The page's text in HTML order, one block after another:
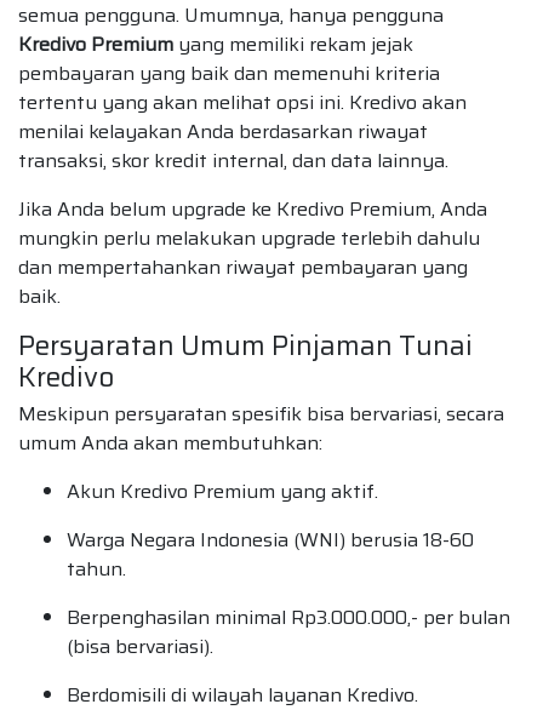
semua pengguna. Umumnya, hanya pengguna
Kredivo Premium yang memiliki rekam jejak
pembayaran yang baik dan memenuhi kriteria
tertentu yang akan melihat opsi ini. Kredivo akan
menilai kelayakan Anda berdasarkan riwayat
transaksi, skor kredit internal, dan data lainnya.
Jika Anda belum upgrade ke Kredivo Premium, Anda
mungkin perlu melakukan upgrade terlebih dahulu
dan mempertahankan riwayat pembayaran yang
baik.
Persyaratan Umum Pinjaman Tunai
Kredivo
Meskipun persyaratan spesifik bisa bervariasi, secara
umum Anda akan membutuhkan:
Akun Kredivo Premium yang aktif.
Warga Negara Indonesia (WNI) berusia 18-60
tahun.
Berpenghasilan minimal Rp3.000.000,- per bulan
(bisa bervariasi).
Berdomisili di wilayah layanan Kredivo.